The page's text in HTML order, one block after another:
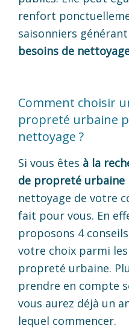
renfort
saisonniers
besoins de
Comment choisir
propreté urbaine
nettoyage ?
Si vous êtes à la
de propreté urbaine
nettoyage de votre
fait pour vous. En
proposons 4
votre choix parmi
propreté urbaine.
prendre en compte
vous aurez déjà un
lequel commencer.